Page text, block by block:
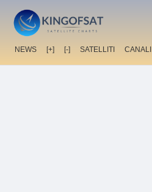
NEWS [+] [-] SATELLITI CANALI